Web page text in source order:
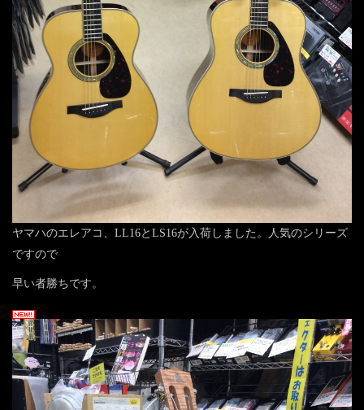
ヤマハのエレアコ、LL16とLS16が入荷しました。人気のシリーズ
ですので
早い者勝ちです。